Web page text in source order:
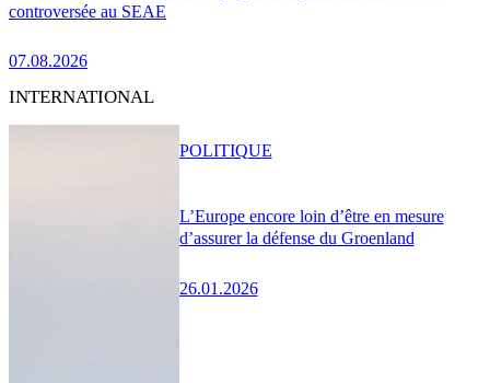
controversée au SEAE
07.08.2026
INTERNATIONAL
L’Europe encore loin d’être en mesure
d’assurer la défense du Groenland
26.01.2026
POLITIQUE